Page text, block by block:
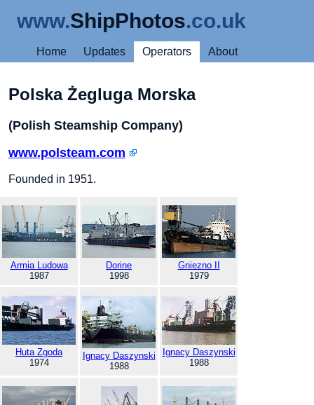
www.ShipPhotos.co.uk
Home Updates Operators About
Polska Żegluga Morska
(Polish Steamship Company)
www.polsteam.com
Founded in 1951.
Armia Ludowa
1987
Dorine
1998
Gniezno II
1979
Huta Zgoda
1974
Ignacy Daszynski
1988
Ignacy Daszynski
1988